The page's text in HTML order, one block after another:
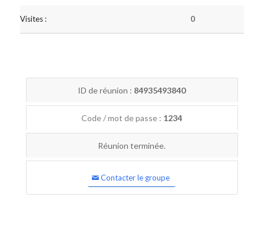
Visites : 0
ID de réunion : 84935493840
Code / mot de passe : 1234
Réunion terminée.
Contacter le groupe